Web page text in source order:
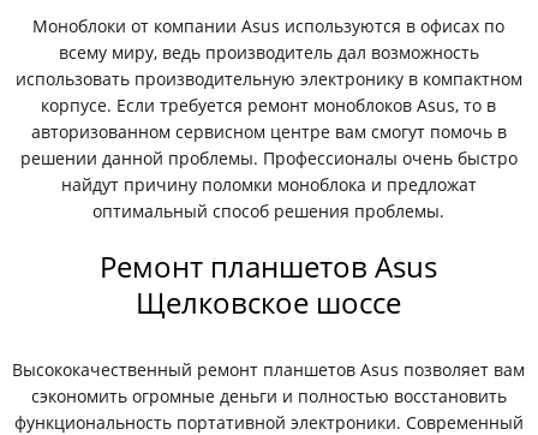
Моноблоки от компании Asus используются в офисах по
всему миру, ведь производитель дал возможность
использовать производительную электронику в компактном
корпусе. Если требуется ремонт моноблоков Asus, то в
авторизованном сервисном центре вам смогут помочь в
решении данной проблемы. Профессионалы очень быстро
найдут причину поломки моноблока и предложат
оптимальный способ решения проблемы.
Ремонт планшетов Asus
Щелковское шоссе
Высококачественный ремонт планшетов Asus позволяет вам
сэкономить огромные деньги и полностью восстановить
функциональность портативной электроники. Современный